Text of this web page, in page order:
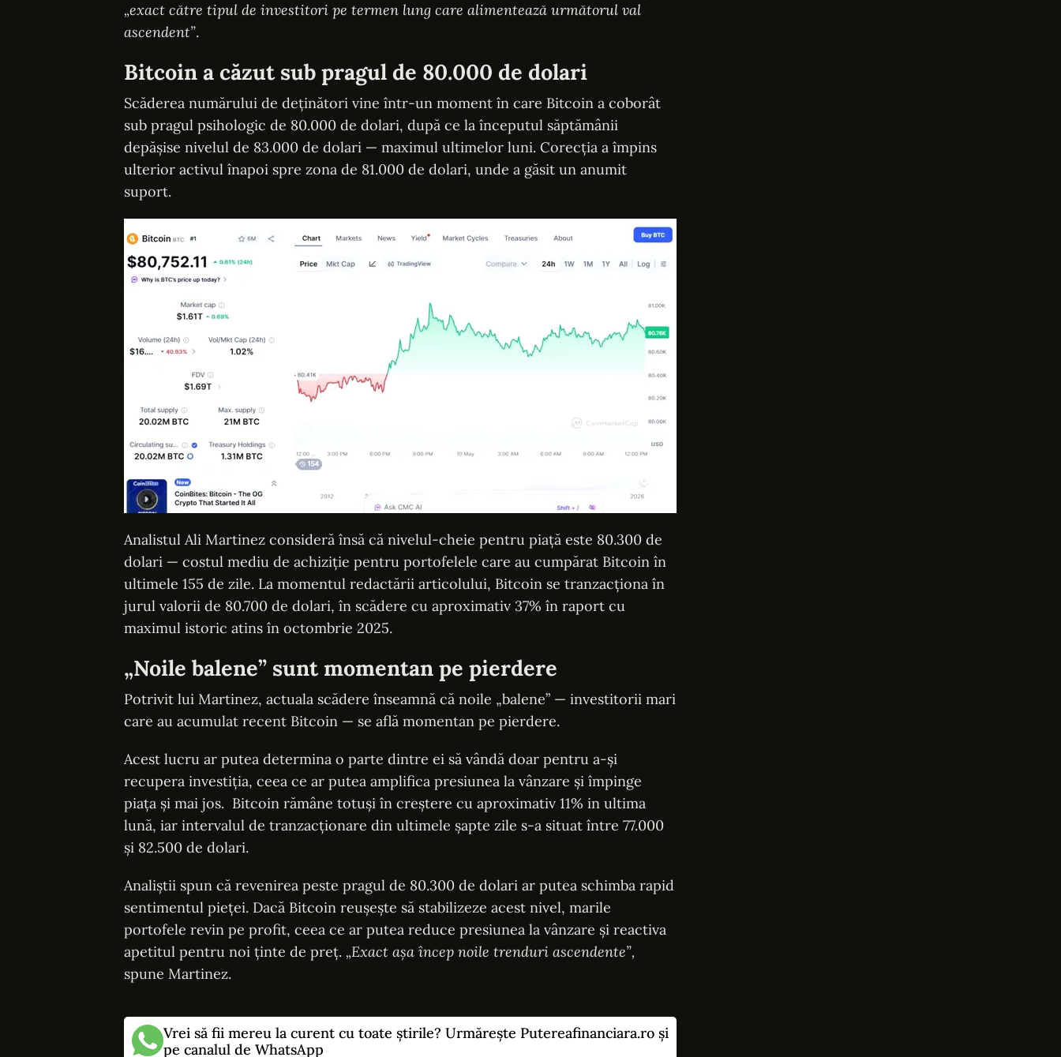
„exact către tipul de investitori pe termen lung care alimentează următorul val
ascendent”.
Bitcoin a căzut sub pragul de 80.000 de dolari
Scăderea numărului de deținători vine într-un moment în care Bitcoin a coborât
sub pragul psihologic de 80.000 de dolari, după ce la începutul săptămânii
depășise nivelul de 83.000 de dolari — maximul ultimelor luni. Corecția a împins
ulterior activul înapoi spre zona de 81.000 de dolari, unde a găsit un anumit
suport.
Analistul Ali Martinez consideră însă că nivelul-cheie pentru piață este 80.300 de
dolari — costul mediu de achiziție pentru portofelele care au cumpărat Bitcoin în
ultimele 155 de zile. La momentul redactării articolului, Bitcoin se tranzacționa în
jurul valorii de 80.700 de dolari, în scădere cu aproximativ 37% în raport cu
maximul istoric atins în octombrie 2025.
„Noile balene” sunt momentan pe pierdere
Potrivit lui Martinez, actuala scădere înseamnă că noile „balene” — investitorii mari
care au acumulat recent Bitcoin — se află momentan pe pierdere.
Acest lucru ar putea determina o parte dintre ei să vândă doar pentru a-și
recupera investiția, ceea ce ar putea amplifica presiunea la vânzare și împinge
piața și mai jos. Bitcoin rămâne totuși în creștere cu aproximativ 11% in ultima
lună, iar intervalul de tranzacționare din ultimele șapte zile s-a situat între 77.000
și 82.500 de dolari.
Analiștii spun că revenirea peste pragul de 80.300 de dolari ar putea schimba rapid
sentimentul pieței. Dacă Bitcoin reușește să stabilizeze acest nivel, marile
portofele revin pe profit, ceea ce ar putea reduce presiunea la vânzare și reactiva
apetitul pentru noi ținte de preț. „Exact așa încep noile trenduri ascendente”,
spune Martinez.
Vrei să fii mereu la curent cu toate știrile? Urmărește Putereafinanciara.ro și
pe canalul de WhatsApp